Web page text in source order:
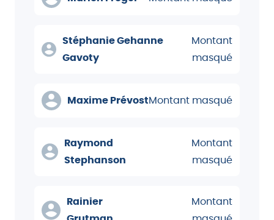
Stéphanie Gehanne
Gavoty
Montant
masqué
Maxime PrévostMontant masqué
Raymond
Stephanson
Montant
masqué
Rainier
Montant